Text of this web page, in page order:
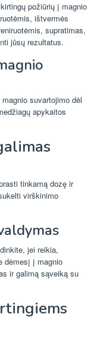
požiūrių į magnio
ištvermės
supratimas,
jūsų rezultatus.
suvartojimo dėl
apykaitos
tinkamą dozę ir
virškinimo
jei reikia,
dėmesį į magnio
ir galimą sąveiką su